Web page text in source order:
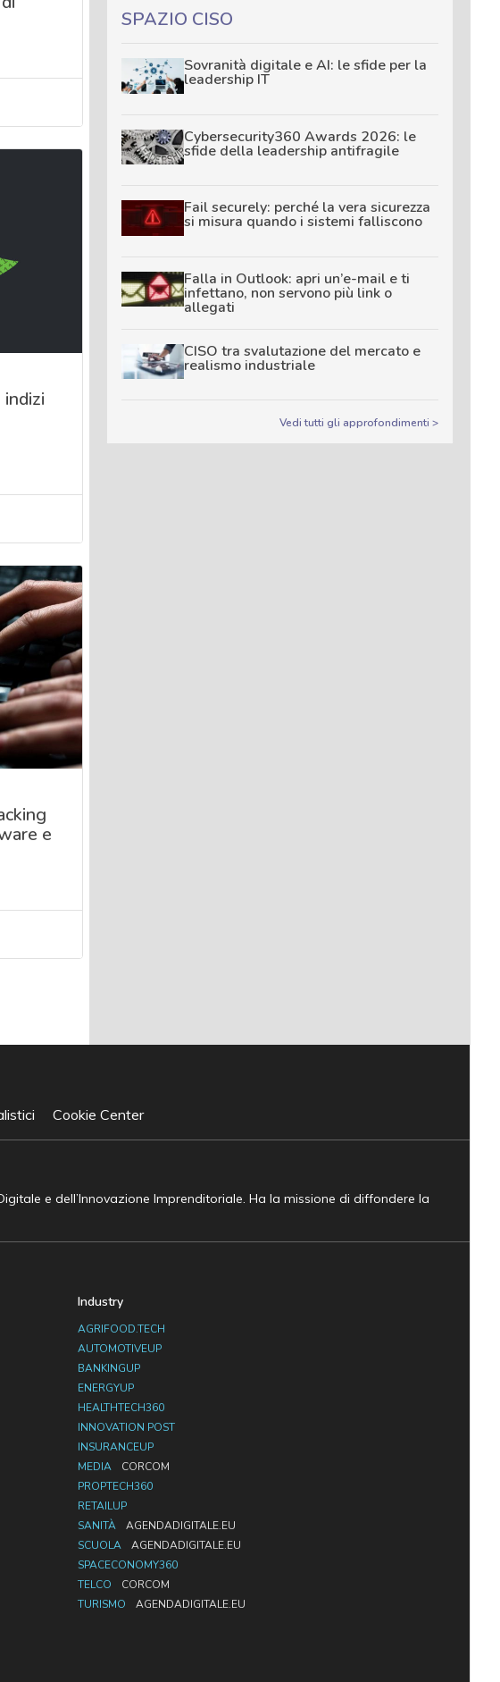
e
SPAZIO CISO
Sovranità digitale e AI: le sfide per la
leadership IT
Cybersecurity360 Awards 2026: le
sfide della leadership antifragile
Fail securely: perché la vera sicurezza
si misura quando i sistemi falliscono
Falla in Outlook: apri un’e-mail e ti
infettano, non servono più link o
allegati
CISO tra svalutazione del mercato e
realismo industriale
Vedi tutti gli approfondimenti >
Cookie Center
e dell’Innovazione Imprenditoriale. Ha la missione di diffondere la
Industry
AGRIFOOD.TECH
AUTOMOTIVEUP
BANKINGUP
ENERGYUP
HEALTHTECH360
INNOVATION POST
INSURANCEUP
MEDIA
CORCOM
PROPTECH360
RETAILUP
SANITÀ
AGENDADIGITALE.EU
SCUOLA
AGENDADIGITALE.EU
SPACECONOMY360
TELCO
CORCOM
TURISMO
AGENDADIGITALE.EU